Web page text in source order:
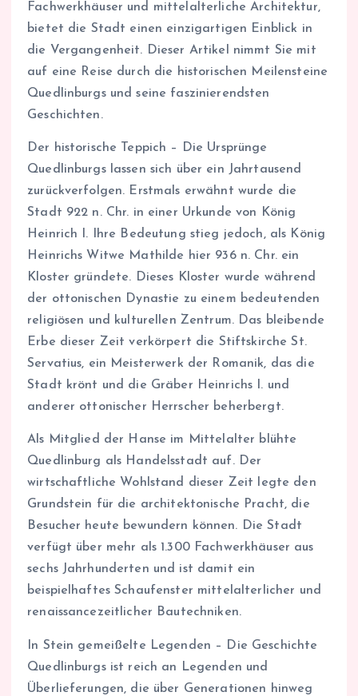
Fachwerkhäuser und mittelalterliche Architektur,
bietet die Stadt einen einzigartigen Einblick in
die Vergangenheit. Dieser Artikel nimmt Sie mit
auf eine Reise durch die historischen Meilensteine
Quedlinburgs und seine faszinierendsten
Geschichten.
Der historische Teppich – Die Ursprünge
Quedlinburgs lassen sich über ein Jahrtausend
zurückverfolgen. Erstmals erwähnt wurde die
Stadt 922 n. Chr. in einer Urkunde von König
Heinrich I. Ihre Bedeutung stieg jedoch, als König
Heinrichs Witwe Mathilde hier 936 n. Chr. ein
Kloster gründete. Dieses Kloster wurde während
der ottonischen Dynastie zu einem bedeutenden
religiösen und kulturellen Zentrum. Das bleibende
Erbe dieser Zeit verkörpert die Stiftskirche St.
Servatius, ein Meisterwerk der Romanik, das die
Stadt krönt und die Gräber Heinrichs I. und
anderer ottonischer Herrscher beherbergt.
Als Mitglied der Hanse im Mittelalter blühte
Quedlinburg als Handelsstadt auf. Der
wirtschaftliche Wohlstand dieser Zeit legte den
Grundstein für die architektonische Pracht, die
Besucher heute bewundern können. Die Stadt
verfügt über mehr als 1.300 Fachwerkhäuser aus
sechs Jahrhunderten und ist damit ein
beispielhaftes Schaufenster mittelalterlicher und
renaissancezeitlicher Bautechniken.
In Stein gemeißelte Legenden – Die Geschichte
Quedlinburgs ist reich an Legenden und
Überlieferungen, die über Generationen hinweg